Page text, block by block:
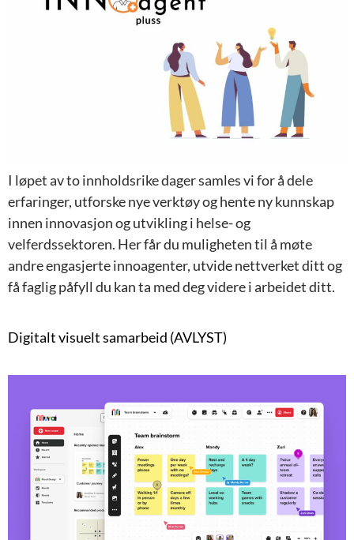
I løpet av to innholdsrike dager samles vi for å dele
erfaringer, utforske nye verktøy og hente ny kunnskap
innen innovasjon og utvikling i helse- og
velferdssektoren. Her får du muligheten til å møte
andre engasjerte innoagenter, utvide nettverket ditt og
få faglig påfyll du kan ta med deg videre i arbeidet ditt.
Digitalt visuelt samarbeid (AVLYST)